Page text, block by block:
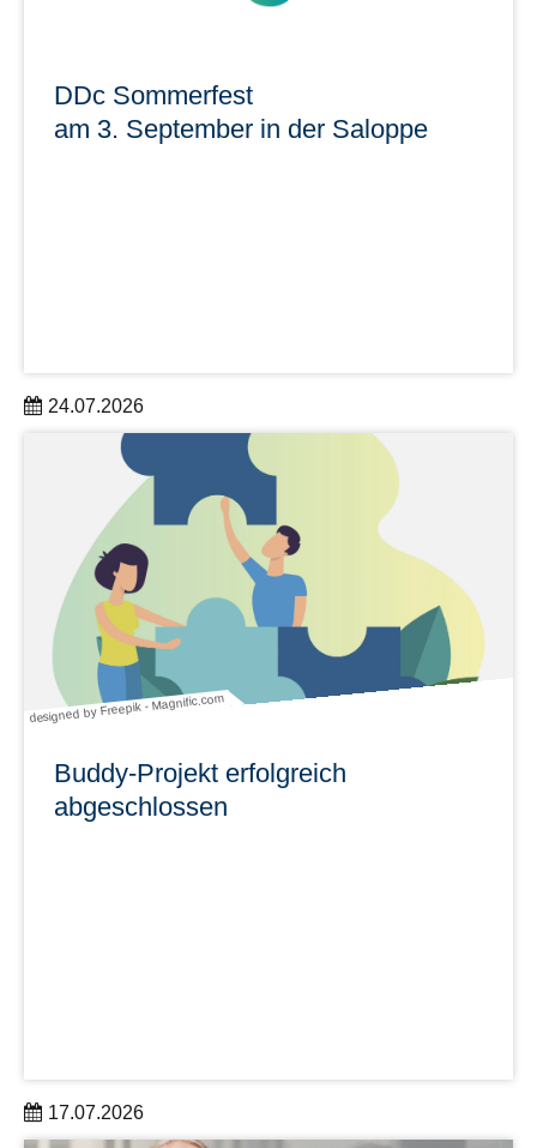
DDc Sommerfest
am 3. September in der Saloppe
24.07.2026
Am 3. September 2026 feiern wir unser DDc Sommerfest
in der Saloppe Dresden.
mehr erfahren
designed by Freepik - Magnific.com
Buddy-Projekt erfolgreich
abgeschlossen
17.07.2026